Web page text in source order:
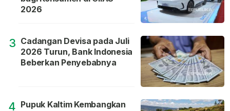
2026
3 Cadangan Devisa pada Juli
2026 Turun, Bank Indonesia
Beberkan Penyebabnya
4 Pupuk Kaltim Kembangkan